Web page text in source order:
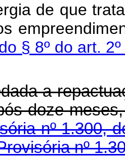
de que
§ 8º do art.
a
doze
nº 1.300,
nº